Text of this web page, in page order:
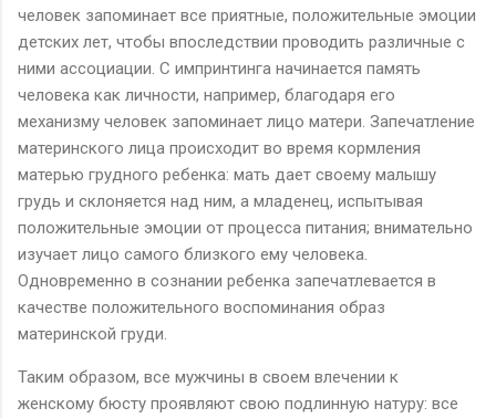
человек запоминает все приятные, положительные эмоции
детских лет, чтобы впоследствии проводить различные с
ними ассоциации. С импринтинга начинается память
человека как личности, например, благодаря его
механизму человек запоминает лицо матери. Запечатление
материнского лица происходит во время кормления
матерью грудного ребенка: мать дает своему малышу
грудь и склоняется над ним, а младенец, испытывая
положительные эмоции от процесса питания; внимательно
изучает лицо самого близкого ему человека.
Одновременно в сознании ребенка запечатлевается в
качестве положительного воспоминания образ
материнской груди.
Таким образом, все мужчины в своем влечении к
женскому бюсту проявляют свою подлинную натуру: все